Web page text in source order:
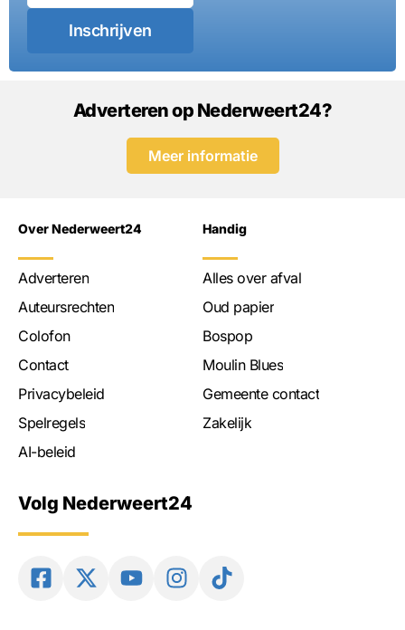
Inschrijven
Adverteren op Nederweert24?
Meer informatie
Over Nederweert24
Adverteren
Auteursrechten
Colofon
Contact
Privacybeleid
Spelregels
AI-beleid
Handig
Alles over afval
Oud papier
Bospop
Moulin Blues
Gemeente contact
Zakelijk
Volg Nederweert24